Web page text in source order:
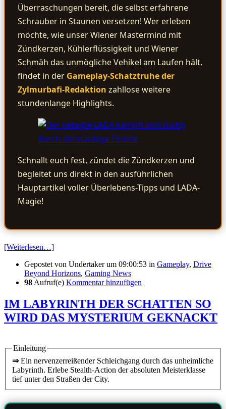
Überraschungen bereit, die selbst erfahrene
Schrauber in Staunen versetzen! Wer erleben
möchte, wie unser Wiener Mastermind mit
Zündkerzen, Kühlerflüssigkeit und Wiener
Schmäh das unmögliche Vehikel am Laufen hält,
findet in der Gameplay-Schatztruhe der
Zylmurbafi-Redaktion zahllose weitere
stundenlange Highlights.
Schnallt euch fest, zündet die Zündkerzen und
begleitet uns direkt in den ausführlichen
Hauptartikel voller Überlebens-Tipps und LADA-
Magie!
[Weiterlesen…]
Gepostet von Undertakerum 09:00:53 in Gameplay, Drive
Beyond Horizons, Gaming News
98 Aufruf(e) Kommentar hinzufügen
IM LABYRINTH DER SCHATTEN SO
WIRD DAS MYSTERIUM GEKNACKT
Einleitung
⇒Ein nervenzerreißender Schleichgang durch das unheimliche
Labyrinth. Erlebe Stealth-Action der absoluten Meisterklasse
tief unter den Straßen der City.